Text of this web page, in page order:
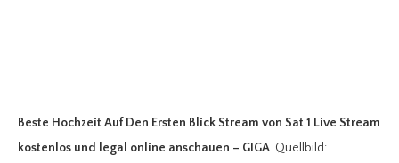
Beste Hochzeit Auf Den Ersten Blick Stream von Sat 1 Live Stream
kostenlos und legal online anschauen – GIGA. Quellbild: